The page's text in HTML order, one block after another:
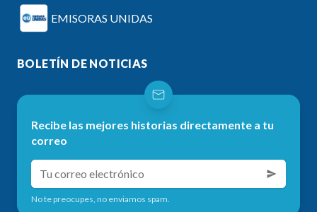
EMISORAS UNIDAS
BOLETÍN DE NOTICIAS
Recibe las mejores historias directamente a tu
correo
No te preocupes, no enviamos spam.